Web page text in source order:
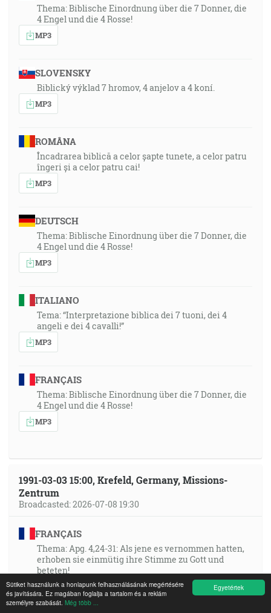
Egyetértek
Sütiket használunk a honlapunk felhasználásának megértésére
és javítására. Ez magában foglalja a tartalom és a reklám
személyre szabását. Még több ...
Thema: Biblische Einordnung über die 7 Donner, die
4 Engel und die 4 Rosse!
MP3
SLOVENSKY
Biblický výklad 7 hromov, 4 anjelov a 4 koní.
MP3
ROMÂNA
Încadrarea biblică a celor șapte tunete, a celor patru
îngeri și a celor patru cai!
MP3
DEUTSCH
Thema: Biblische Einordnung über die 7 Donner, die
4 Engel und die 4 Rosse!
MP3
ITALIANO
Tema: “Interpretazione biblica dei 7 tuoni, dei 4
angeli e dei 4 cavalli!”
MP3
FRANÇAIS
Thema: Biblische Einordnung über die 7 Donner, die
4 Engel und die 4 Rosse!
MP3
1991-03-03 15:00, Krefeld, Germany, Missions-
Zentrum
Broadcasted: 2026-07-08 19:30
FRANÇAIS
Thema: Apg. 4,24-31: Als jene es vernommen hatten,
erhoben sie einmütig ihre Stimme zu Gott und
beteten!
MP3